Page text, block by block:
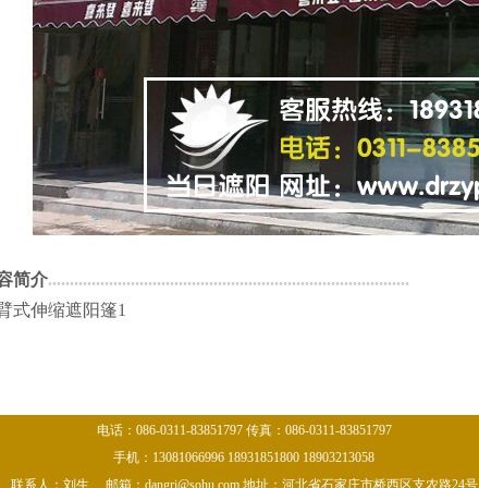
简介...................................................................................
式伸缩遮阳篷1
电话：086-0311-83851797 传真：086-0311-83851797
手机：13081066996 18931851800 18903213058
联系人：刘生 邮箱：dangri@sohu.com 地址：河北省石家庄市桥西区支农路24号